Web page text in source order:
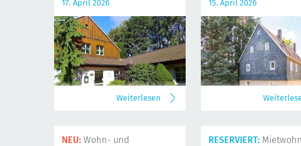
17. April 2026
Weiterlesen
15. April 2026
NEU: Wohn- und
RESERVIERT: